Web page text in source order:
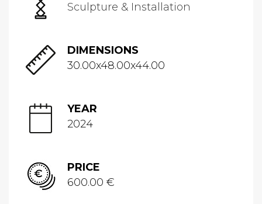
Sculpture & Installation
DIMENSIONS
30.00x48.00x44.00
YEAR
2024
PRICE
600.00 €